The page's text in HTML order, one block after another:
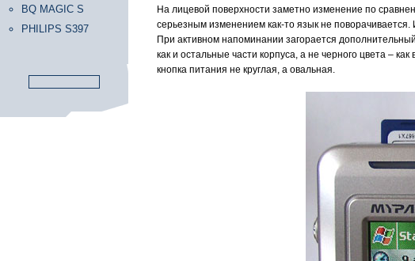
BQ MAGIC S
PHILIPS S397
На лицевой поверхности заметно изменение по
серьезным изменением как-то язык не
При активном напоминании загорается
как и остальные части корпуса, а не черного цвета –
кнопка питания не круглая, а овальная.